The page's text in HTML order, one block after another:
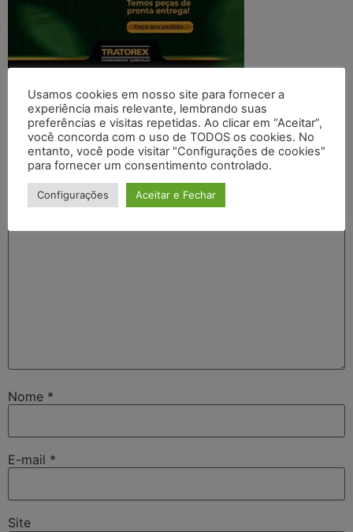
Deixe um comentário
O seu endereço de e-mail não será publicado. Campos
obrigatórios são marcados com*
Comentário*
Nome *
E-mail *
Site
Usamos cookies em nosso site para fornecer a
experiência mais relevante, lembrando suas
preferências e visitas repetidas. Ao clicar em “Aceitar”,
você concorda com o uso de TODOS os cookies. No
entanto, você pode visitar "Configurações de cookies"
para fornecer um consentimento controlado.
Configurações Aceitar e Fechar